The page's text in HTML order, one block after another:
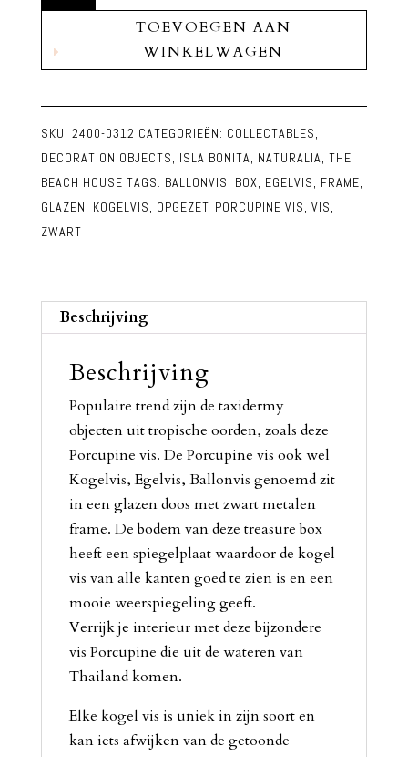
Porcupine
Bewaar
Doos
aantal
TOEVOEGEN AAN
WINKELWAGEN
SKU: 2400-0312 CATEGORIEËN: COLLECTABLES,
DECORATION OBJECTS, ISLA BONITA, NATURALIA, THE
BEACH HOUSE TAGS: BALLONVIS, BOX, EGELVIS, FRAME,
GLAZEN, KOGELVIS, OPGEZET, PORCUPINE VIS, VIS,
ZWART
Beschrijving
Beschrijving
Populaire trend zijn de taxidermy
objecten uit tropische oorden, zoals deze
Porcupine vis. De Porcupine vis ook wel
Kogelvis, Egelvis, Ballonvis genoemd zit
in een glazen doos met zwart metalen
frame. De bodem van deze treasure box
heeft een spiegelplaat waardoor de kogel
vis van alle kanten goed te zien is en een
mooie weerspiegeling geeft.
Verrijk je interieur met deze bijzondere
vis Porcupine die uit de wateren van
Thailand komen.
Elke kogel vis is uniek in zijn soort en
kan iets afwijken van de getoonde